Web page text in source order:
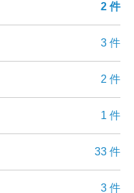
2 件
3 件
2 件
1 件
33 件
3 件